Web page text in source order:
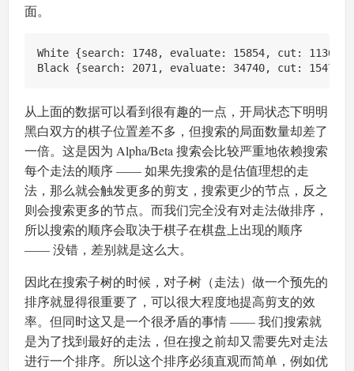
面。
White {search: 1748, evaluate: 15854, cut: 1136}
从上面的数据可以看到很有趣的一点，开局状态下明明
黑白双方的棋子位置差不多，但搜索的局面数量却差了
一倍。这是因为 Alpha/Beta 搜索会比较严重地依赖搜索
每个走法的顺序 —— 如果先搜索的是估值理想的走
法，那么就会触发更多的剪支，搜索更少的节点，反之
则会搜索更多的节点。而我们完全没有对走法做排序，
所以搜索的顺序会取决于棋子在棋盘上出现的顺序
—— 没错，差别就是这么大。
因此在搜索子树的时候，对子树（走法）做一个预先的
排序就显得很重要了，可以很大程度地提高剪支的效
率。但同时这又是一个很矛盾的事情 —— 我们搜索就
是为了找到最好的走法，但在搜之前却又需要先对走法
进行一个排序。所以这个排序必须直观而简单，例如优